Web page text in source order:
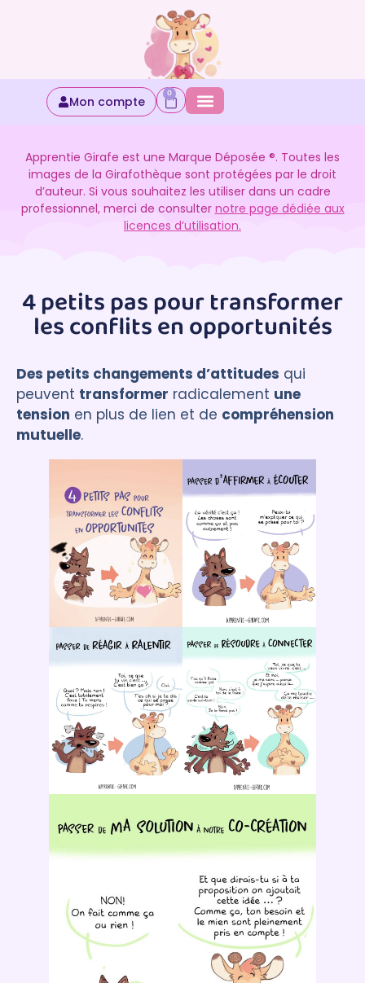
Mon compte
0
Apprentie Girafe est une Marque Déposée ®. Toutes les
images de la Girafothèque sont protégées par le droit
d’auteur. Si vous souhaitez les utiliser dans un cadre
professionnel, merci de consulter notre page dédiée aux
licences d’utilisation.
4 petits pas pour transformer
les conflits en opportunités
Des petits changements d’attitudes qui
peuvent transformer radicalement une
tension en plus de lien et de compréhension
mutuelle.